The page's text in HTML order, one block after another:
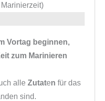
Vortag beginnen,
zum Marinieren
alle Zutaten für das
sind.